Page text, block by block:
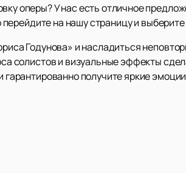
оперы? У нас есть отличное
на нашу страницу и
Годунова» и насладиться
солистов и визуальные эффекты
получите яркие